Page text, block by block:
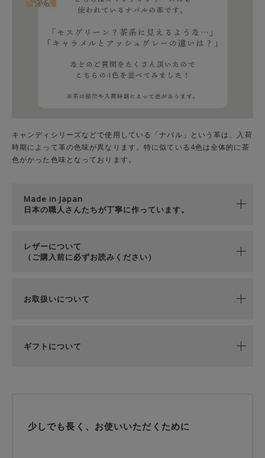
キャンディシリーズなどで使用している「ナバル」という革は、入荷
時期によって革の色味が異なります。特に似ている4色は全体的に茶
色がかった色味となっております。
Made in Japan
日本の職人さんたちが丁寧に作っています。
レザーについて
（ご購入前に必ずお読みください）
お取扱いについて
ギフトについて
少しでも長く、お使いいただくために